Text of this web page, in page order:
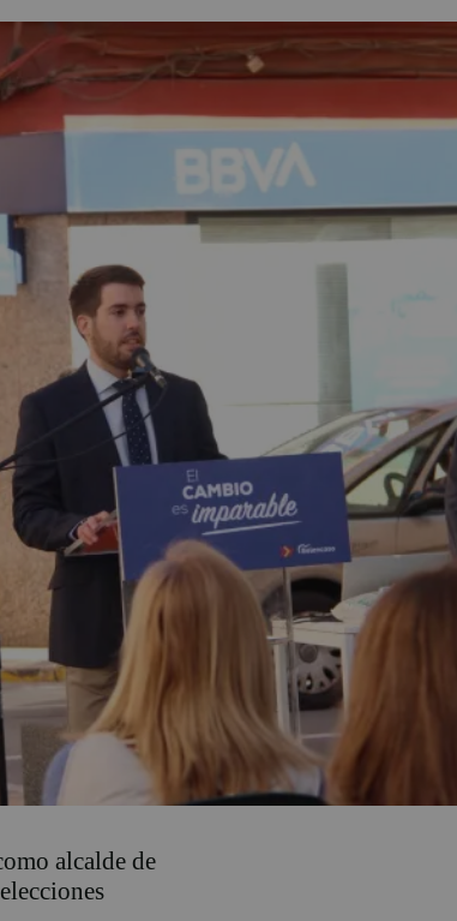
alcalde de